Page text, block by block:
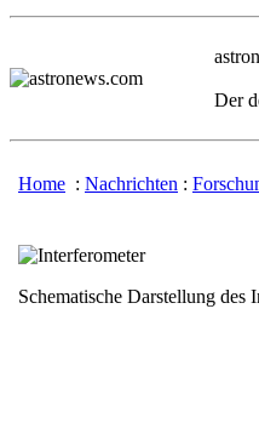
Der
Home : Nachrichten :
Schematische Darstellung